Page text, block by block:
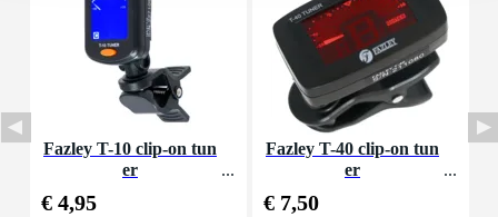
Fazley T-10 clip-on tun
er
€ 4,95
Fazley T-40 clip-on tun
er
€ 7,50